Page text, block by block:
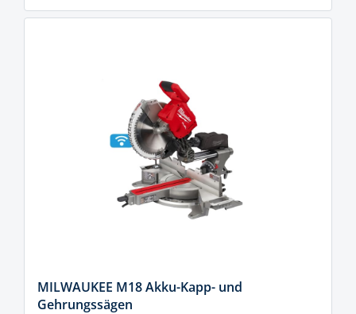
MILWAUKEE M18 Akku-Kapp- und
Gehrungssägen